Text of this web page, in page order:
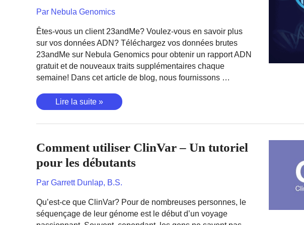
Par Nebula Genomics
Êtes-vous un client 23andMe? Voulez-vous en savoir plus
sur vos données ADN? Téléchargez vos données brutes
23andMe sur Nebula Genomics pour obtenir un rapport ADN
gratuit et de nouveaux traits supplémentaires chaque
semaine! Dans cet article de blog, nous fournissons …
Connexion
23andMe
et
des
données
brutes
Lire la suite »
Comment utiliser ClinVar – Un tutoriel
pour les débutants
Par Garrett Dunlap, B.S.
Qu’est-ce que ClinVar? Pour de nombreuses personnes, le
séquençage de leur génome est le début d’un voyage